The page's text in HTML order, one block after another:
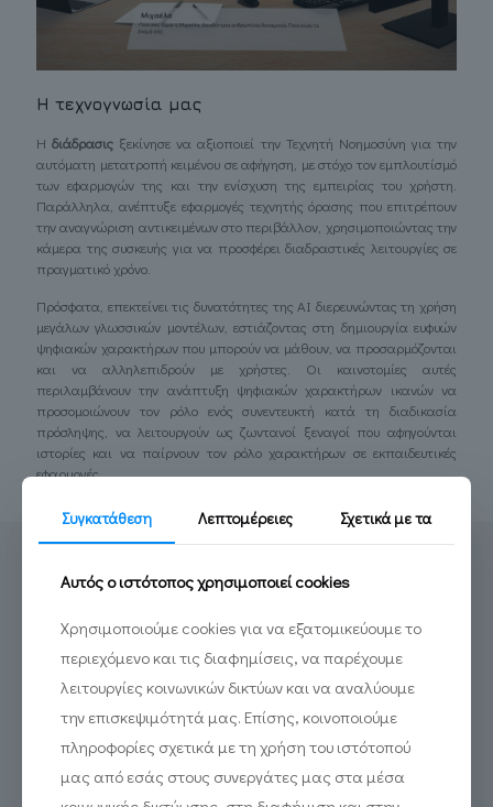
Η τεχνογνωσία μας
Ηδιάδρασις ξεκίνησε να αξιοποιεί την Τεχνητή Νοημοσύνη για την
αυτόματη μετατροπή κειμένου σε αφήγηση, με στόχο τον εμπλουτίσμό
των εφαρμογών της και την ενίσχυση της εμπειρίας του χρήστη.
Παράλληλα, ανέπτυξε εφαρμογές τεχνητής όρασης που επιτρέπουν
την αναγνώριση αντικειμένων στο περιβάλλον, χρησιμοποιώντας την
κάμερα της συσκευής για να προσφέρει διαδραστικές λειτουργίες σε
πραγματικό χρόνο.
Πρόσφατα, επεκτείνει τις δυνατότητες της AI διερευνώντας τη χρήση
μεγάλων γλωσσικών μοντέλων, εστιάζοντας στη δημιουργία ευφυών
ψηφιακών χαρακτήρων που μπορούν να μάθουν, να προσαρμόζονται
και να αλληλεπιδρούν με χρήστες. Οι καινοτομίες αυτές
περιλαμβάνουν την ανάπτυξη ψηφιακών χαρακτήρων ικανών να
προσομοιώνουν τον ρόλο ενός συνεντευκτή κατά τη διαδικασία
πρόσληψης, να λειτουργούν ως ζωντανοί ξεναγοί που αφηγούνται
ιστορίες και να παίρνουν τον ρόλο χαρακτήρων σε εκπαιδευτικές
εφαρμογές.
Συγκατάθεση Λεπτομέρειες Σχετικά με τα
Αυτός ο ιστότοπος χρησιμοποιεί cookies
Χρησιμοποιούμε cookies για να εξατομικεύουμε το
περιεχόμενο και τις διαφημίσεις, να παρέχουμε
λειτουργίες κοινωνικών δικτύων και να αναλύουμε
την επισκεψιμότητά μας. Επίσης, κοινοποιούμε
πληροφορίες σχετικά με τη χρήση του ιστότοπού
μας από εσάς στους συνεργάτες μας στα μέσα